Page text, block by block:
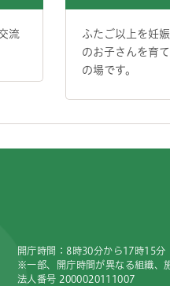
流
ふたご以上を妊
のお子さんを育
の場です。
開庁時間：8時30分から17時15分
※一部、開庁時間が異なる組織、
法人番号 2000020111007